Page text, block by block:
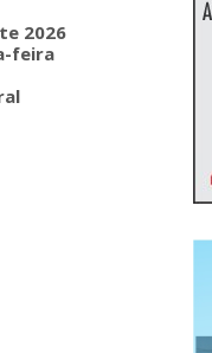
2026
feira